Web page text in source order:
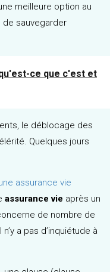
meilleure option au
de sauvegarder
ce que c'est et
le déblocage des
Quelques jours
assurance vie
assurance vie après un
de nombre de
a pas d’inquiétude à